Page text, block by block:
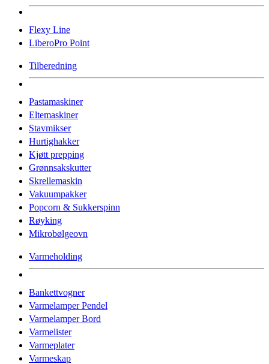
Flexy Line
LiberoPro Point
Tilberedning
Pastamaskiner
Eltemaskiner
Stavmikser
Hurtighakker
Kjøtt prepping
Grønnsakskutter
Skrellemaskin
Vakuumpakker
Popcorn & Sukkerspinn
Røyking
Mikrobølgeovn
Varmeholding
Bankettvogner
Varmelamper Pendel
Varmelamper Bord
Varmelister
Varmeplater
Varmeskap